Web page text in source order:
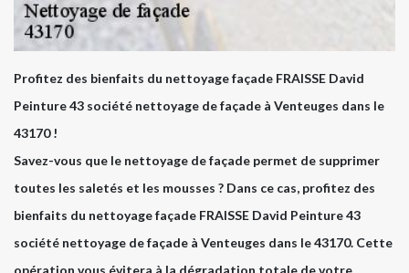
Profitez des bienfaits du nettoyage façade FRAISSE David
Peinture 43 société nettoyage de façade à Venteuges dans le
43170 !
Savez-vous que le nettoyage de façade permet de supprimer
toutes les saletés et les mousses ? Dans ce cas, profitez des
bienfaits du nettoyage façade FRAISSE David Peinture 43
société nettoyage de façade à Venteuges dans le 43170. Cette
opération vous évitera à la dégradation totale de votre